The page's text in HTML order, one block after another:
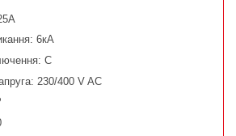
6кА
С
230/400 V AC